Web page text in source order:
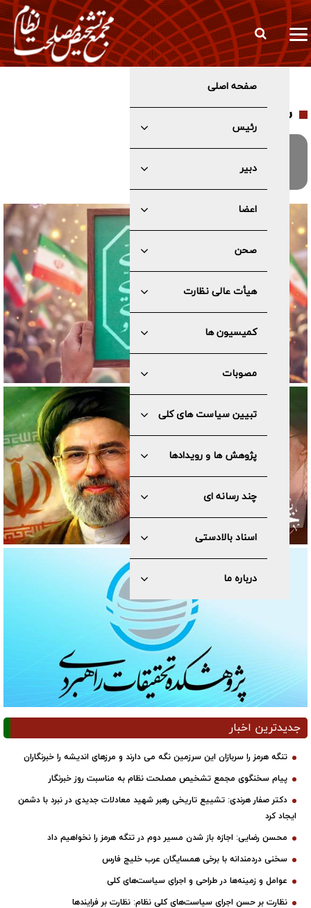
صفحه اصلی
رئیس
دبیر
اعضا
صحن
هیأت عالی نظارت
کمیسیون ها
مصوبات
تبیین سیاست های کلی
پژوهش ها و رویدادها
چند رسانه ای
اسناد بالادستی
درباره ما
سیاست های کلی
۰۴ / ۰۵ / ۱۴۰۲
جدیدترین اخبار
تنگه هرمز را سربازان این سرزمین نگه می دارند و مرزهای اندیشه را خبرنگاران
پیام سخنگوی مجمع تشخیص مصلحت نظام به مناسبت روز خبرنگار
دکتر صفار هرندی: تشییع تاریخی رهبر شهید معادلات جدیدی در نبرد با دشمن
ایجاد کرد
محسن رضایی: اجازه باز شدن مسیر دوم در تنگه هرمز را نخواهیم داد
سخنی دردمندانه با برخی همسایگان عرب خلیج فارس
عوامل و زمینه‌ها در طراحی و اجرای سیاست‌های کلی
نظارت بر حسن اجرای سیاست‌های کلی نظام: نظارت بر فرایندها